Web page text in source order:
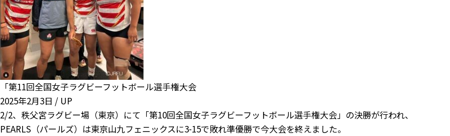
「第11回全国女子ラグビーフットボール選手権大会
2025年2月3日 / UP
2/2、秩父宮ラグビー場（東京）にて「第10回全国女子ラグビーフットボール選手権大会」の決勝が行われ、
PEARLS（パールズ）は東京山九フェニックスに3-15で敗れ準優勝で今大会を終えました。